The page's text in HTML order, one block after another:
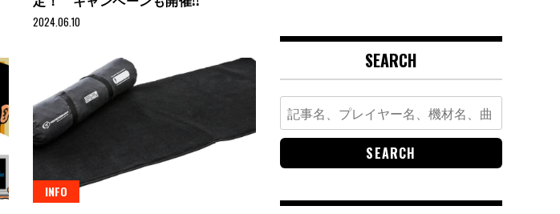
2024.06.10
INFO
SEARCH
Search
for: